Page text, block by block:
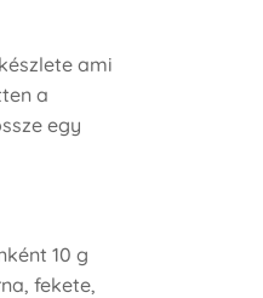
ami
a
egy
10 g
fekete,